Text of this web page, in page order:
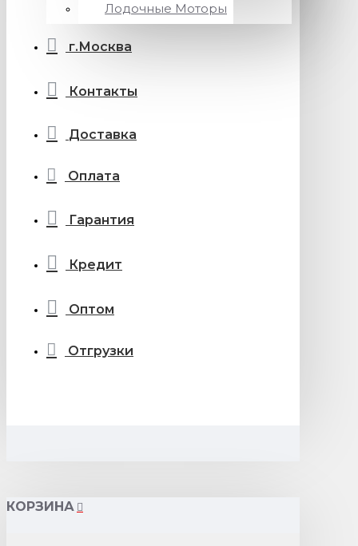
Лодочные Моторы
г.Москва
Контакты
Доставка
Оплата
Гарантия
Кредит
Оптом
Отгрузки
КОРЗИНА